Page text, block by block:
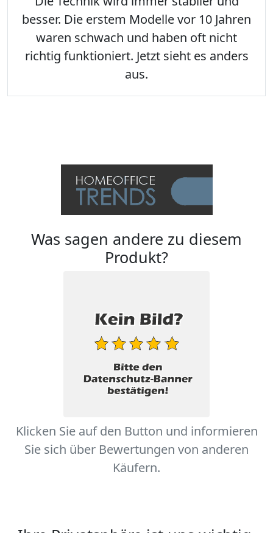
besser. Die erstem Modelle vor 10 Jahren
waren schwach und haben oft nicht
richtig funktioniert. Jetzt sieht es anders
aus.
Was sagen andere zu diesem
Produkt?
Klicken Sie auf den Button und informieren
Sie sich über Bewertungen von anderen
Käufern.